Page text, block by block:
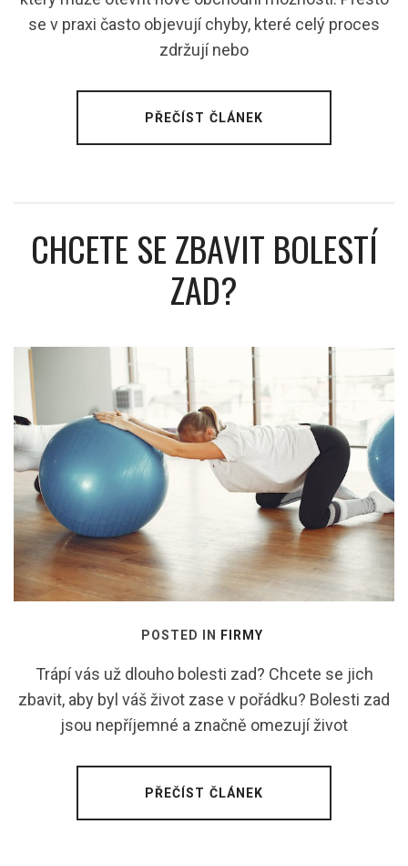
se v praxi často objevují chyby, které celý proces
zdržují nebo
PŘEČÍST ČLÁNEK
CHCETE SE ZBAVIT BOLESTÍ
ZAD?
POSTED IN FIRMY
Trápí vás už dlouho bolesti zad? Chcete se jich
zbavit, aby byl váš život zase v pořádku? Bolesti zad
jsou nepříjemné a značně omezují život
PŘEČÍST ČLÁNEK